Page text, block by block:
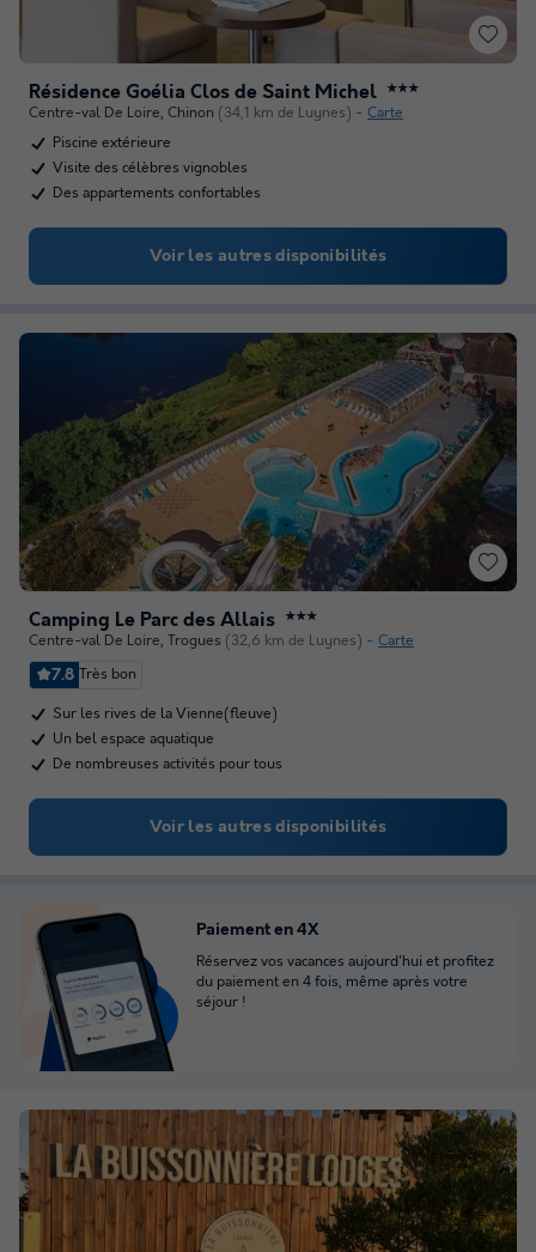
Résidence Goélia Clos de Saint Michel ★★★
Centre-val De Loire, Chinon (34,1 km de Luynes)
Carte
Piscine extérieure
Visite des célèbres vignobles
Des appartements confortables
Voir les autres disponibilités
Camping Le Parc des Allais ★★★
Centre-val De Loire, Trogues (32,6 km de Luynes) Carte
7.8 Très bon
Sur les rives de la Vienne(fleuve)
Un bel espace aquatique
De nombreuses activités pour tous
Voir les autres disponibilités
Paiement en 4X
Réservez vos vacances aujourd'hui et profitez
du paiement en 4 fois, même après votre
séjour !